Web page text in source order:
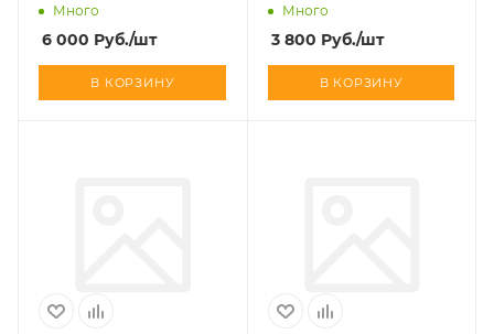
Много
6 000 Руб./шт
В КОРЗИНУ
Много
3 800 Руб./шт
В КОРЗИНУ